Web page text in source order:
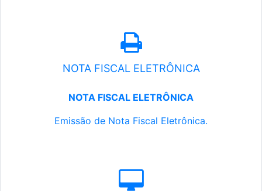
NOTA FISCAL ELETRÔNICA
NOTA FISCAL ELETRÔNICA
Emissão de Nota Fiscal Eletrônica.